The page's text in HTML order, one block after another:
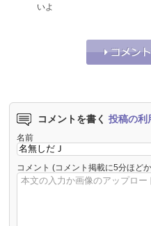
いよ
0 うー
コメントを書く 投稿の利
名前
コメント (コメント掲載に5分ほど